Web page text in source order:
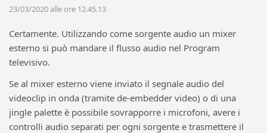
23/03/2020 alle ore 12.45.13
Certamente. Utilizzando come sorgente audio un mixer
esterno si può mandare il flusso audio nel Program
televisivo.
Se al mixer esterno viene inviato il segnale audio del
videoclip in onda (tramite de-embedder video) o di una
jingle palette è possibile sovrapporre i microfoni, avere i
controlli audio separati per ogni sorgente e trasmettere il